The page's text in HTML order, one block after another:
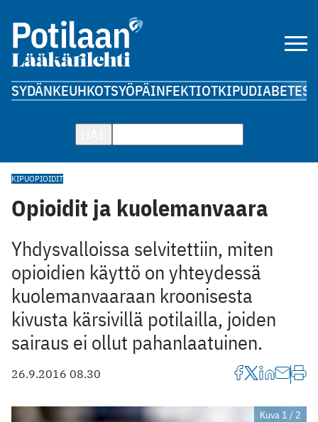
SYDÄNKEUHKOTSYÖPÄINFEKTIOTKIPUDIABETES
KIPUOPIOIDIT
Opioidit ja kuolemanvaara
Yhdysvalloissa selvitettiin, miten
opioidien käyttö on yhteydessä
kuolemanvaaraan kroonisesta
kivusta kärsivillä potilailla, joiden
sairaus ei ollut pahanlaatuinen.
26.9.2016 08.30
Kuva 1 / 2